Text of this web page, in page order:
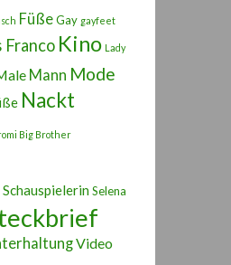
FüßeGay gayfeet
Franco Kino Lady
Mann Mode
Nackt
Big Brother
Schauspielerin Selena
Video